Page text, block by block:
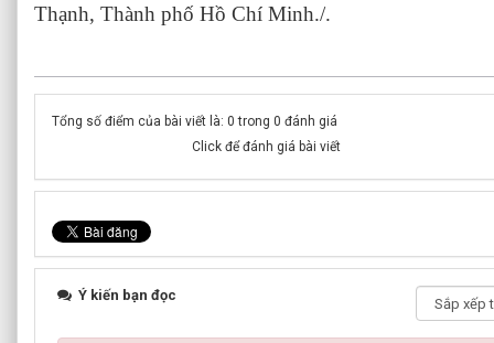
Thạnh, Thành phố Hồ Chí Minh./.
Tổng số điểm của bài viết là: 0 trong 0 đánh giá
Click để đánh giá bài viết
Ý kiến bạn đọc